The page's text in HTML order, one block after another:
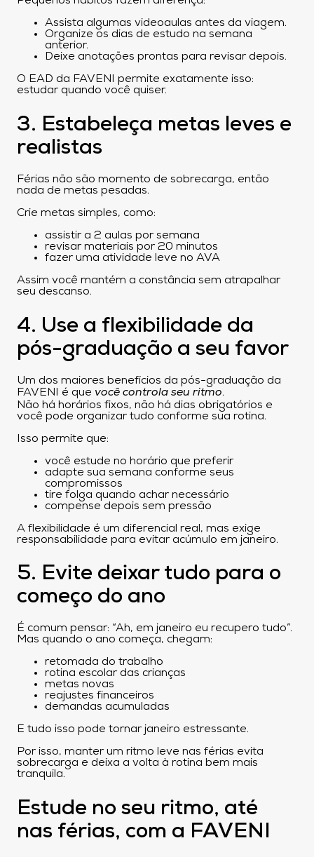
Assista algumas videoaulas antes da viagem.
Organize os dias de estudo na semana
anterior.
Deixe anotações prontas para revisar depois.
O EAD da FAVENI permite exatamente isso:
estudar quando você quiser.
3. Estabeleça metas leves e
realistas
Férias não são momento de sobrecarga, então
nada de metas pesadas.
Crie metas simples, como:
assistir a 2 aulas por semana
revisar materiais por 20 minutos
fazer uma atividade leve no AVA
Assim você mantém a constância sem atrapalhar
seu descanso.
4. Use a flexibilidade da
pós-graduação a seu favor
Um dos maiores benefícios da pós-graduação da
FAVENI é que você controla seu ritmo.
Não há horários fixos, não há dias obrigatórios e
você pode organizar tudo conforme sua rotina.
Isso permite que:
você estude no horário que preferir
adapte sua semana conforme seus
compromissos
tire folga quando achar necessário
compense depois sem pressão
A flexibilidade é um diferencial real, mas exige
responsabilidade para evitar acúmulo em janeiro.
5. Evite deixar tudo para o
começo do ano
É comum pensar: “Ah, em janeiro eu recupero tudo”.
Mas quando o ano começa, chegam:
retomada do trabalho
rotina escolar das crianças
metas novas
reajustes financeiros
demandas acumuladas
E tudo isso pode tornar janeiro estressante.
Por isso, manter um ritmo leve nas férias evita
sobrecarga e deixa a volta à rotina bem mais
tranquila.
Estude no seu ritmo, até
nas férias, com a FAVENI